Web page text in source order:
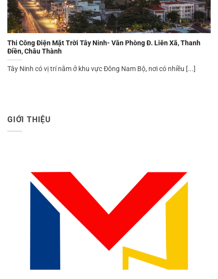
Thi Công Điện Mặt Trời Tây Ninh- Văn Phòng Đ. Liên Xã, Thanh
Điền, Châu Thành
Tây Ninh có vị trí nằm ở khu vực Đông Nam Bộ, nơi có nhiều [...]
GIỚI THIỆU